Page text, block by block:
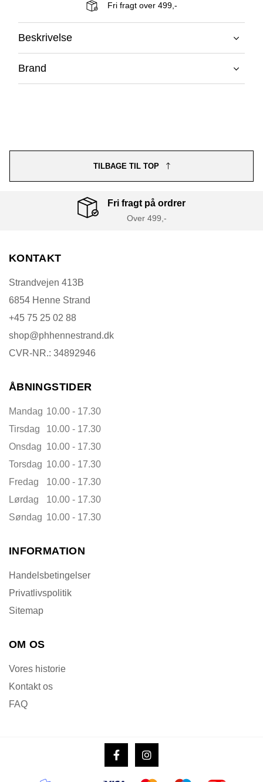
Fri fragt over 499,-
Beskrivelse
Brand
TILBAGE TIL TOP
Fri fragt på ordrer
Over 499,-
KONTAKT
Strandvejen 413B
6854 Henne Strand
+45 75 25 02 88
shop@phhennestrand.dk
CVR-NR.: 34892946
ÅBNINGSTIDER
Mandag 10.00 - 17.30
Tirsdag
10.00 - 17.30
Onsdag 10.00 - 17.30
Torsdag 10.00 - 17.30
Fredag
10.00 - 17.30
Lørdag
10.00 - 17.30
Søndag 10.00 - 17.30
INFORMATION
Handelsbetingelser
Privatlivspolitik
Sitemap
OM OS
Vores historie
Kontakt os
FAQ